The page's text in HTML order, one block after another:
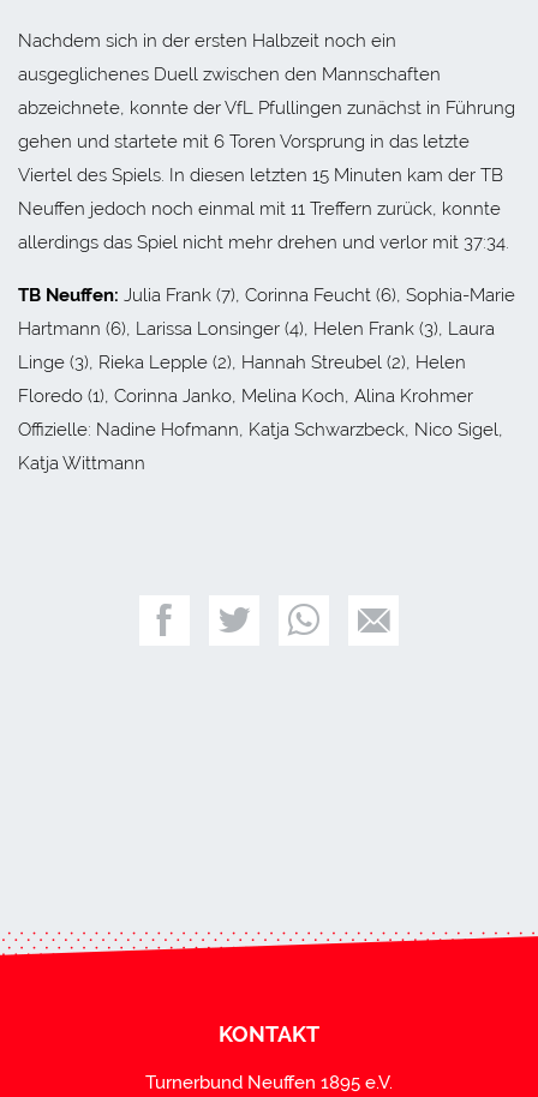
Nachdem sich in der ersten Halbzeit noch ein
ausgeglichenes Duell zwischen den Mannschaften
abzeichnete, konnte der VfL Pfullingen zunächst in Führung
gehen und startete mit 6 Toren Vorsprung in das letzte
Viertel des Spiels. In diesen letzten 15 Minuten kam der TB
Neuffen jedoch noch einmal mit 11 Treffern zurück, konnte
allerdings das Spiel nicht mehr drehen und verlor mit 37:34.
TB Neuffen: Julia Frank (7), Corinna Feucht (6), Sophia-Marie
Hartmann (6), Larissa Lonsinger (4), Helen Frank (3), Laura
Linge (3), Rieka Lepple (2), Hannah Streubel (2), Helen
Floredo (1), Corinna Janko, Melina Koch, Alina Krohmer
Offizielle: Nadine Hofmann, Katja Schwarzbeck, Nico Sigel,
Katja Wittmann
KONTAKT
Turnerbund Neuffen 1895 e.V.